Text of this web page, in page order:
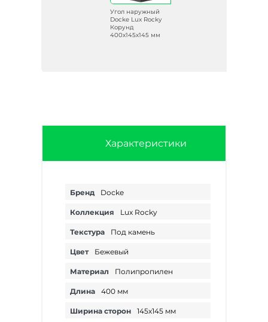
Угол наружный
Docke Lux Rocky
Корунд
400х145х145 мм
Характеристики
Бренд Docke
Коллекция Lux Rocky
Текстура Под камень
Цвет Бежевый
Материал Полипропилен
Длина 400 мм
Ширина сторон 145х145 мм